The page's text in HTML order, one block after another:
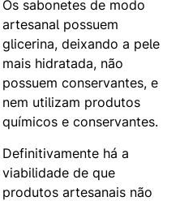
Os sabonetes de modo
artesanal possuem
glicerina, deixando a pele
mais hidratada, não
possuem conservantes, e
nem utilizam produtos
químicos e conservantes.
Definitivamente há a
viabilidade de que
produtos artesanais não